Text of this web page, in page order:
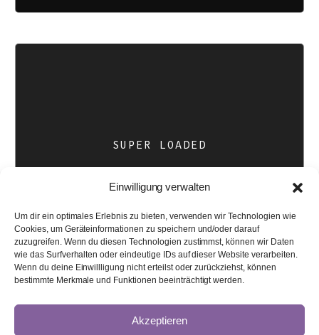
Einwilligung verwalten
Um dir ein optimales Erlebnis zu bieten, verwenden wir Technologien wie
Cookies, um Geräteinformationen zu speichern und/oder darauf
zuzugreifen. Wenn du diesen Technologien zustimmst, können wir Daten
wie das Surfverhalten oder eindeutige IDs auf dieser Website verarbeiten.
Wenn du deine Einwillligung nicht erteilst oder zurückziehst, können
bestimmte Merkmale und Funktionen beeinträchtigt werden.
Akzeptieren
SUPER LOADED
enthusiastically